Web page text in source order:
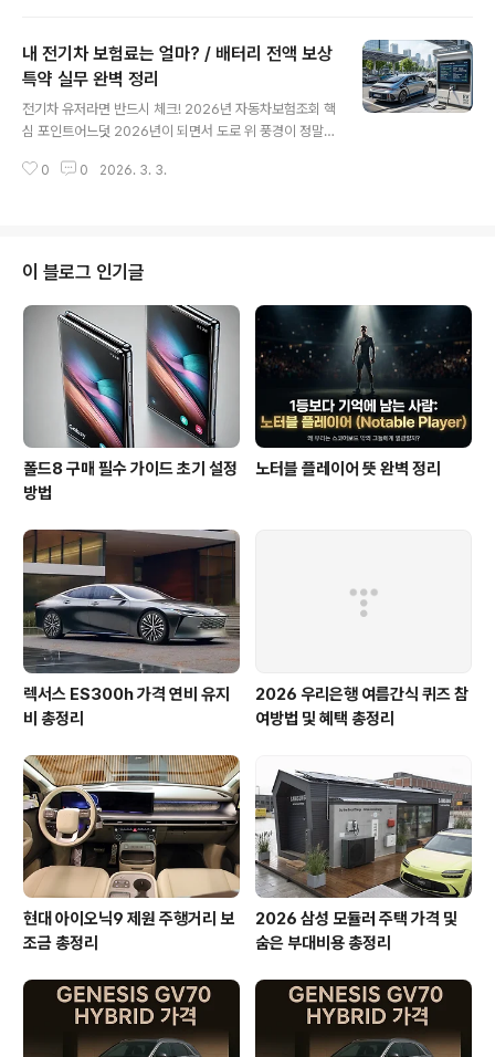
정답이 아니라는 걸 뼈저리게 느끼는 분들이 많아졌습니
다. 사고는 예고 없이 찾아오고, 그때 나를 지켜주는 건 저
렴한 보험료가 아니라 내가 설정한 '담보'의 깊이이기 때문
이죠. 보통 조회 화면을 띄워놓고 '대인배상', '대물배상',
'자기신체사고' 같은 단어들을 마주하면 머리가 지끈거립
니다. 용어는 어렵고, 금액 설정은 얼마가 적당한지 감이 오
내 전기차 보험료는 얼마? / 배터리 전액 보상
특약 실무 완벽 정리
전기차 유저라면 반드시 체크! 2026년 자동차보험조회 핵
심 포인트어느덧 2026년이 되면서 도로 위 풍경이 정말
는 게 더 자연스러운 일상이 되었죠. 특히 올해는 꿈의 기술
리가 신경 써야 할 리스크의 단위도 커졌다는 사실, 알고 계
셨나요? 전기차를 운행하면서 가장 큰 걱정거리는 역시 '배
터리'입니다. 가벼운 접촉사고라도 하부 배터리 팩에 충격
이 가해지면, 단순 수리가 아닌 '전체 교체' 판정을 받는 경
우가 허다하기 때문이죠. 문제는 여기서 발생합니다. 신차
가격의 절반에 육박하는 배터리..
0 0 2026. 3. 3.
이 블로그 인기글
폴드8 구매 필수 가이드 초기 설정
방법
노터블 플레이어 뜻 완벽 정리
렉서스 ES300h 가격 연비 유지
비 총정리
2026 우리은행 여름간식 퀴즈 참
여방법 및 혜택 총정리
현대 아이오닉9 제원 주행거리 보
조금 총정리
2026 삼성 모듈러 주택 가격 및
숨은 부대비용 총정리